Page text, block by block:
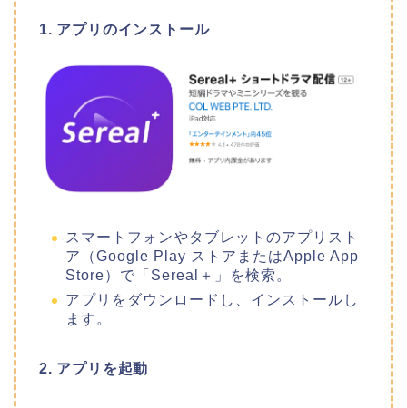
1. アプリのインストール
スマートフォンやタブレットのアプリスト
ア（Google Play ストアまたはApple App
Store）で「Sereal＋」を検索。
アプリをダウンロードし、インストールし
ます。
2. アプリを起動